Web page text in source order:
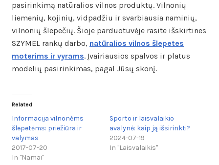
pasirinkimą natūralios vilnos produktų. Vilnonių
liemenių, kojinių, vidpadžiu ir svarbiausia naminių,
vilnonių šlepečių. Šioje parduotuvėje rasite išskirtines
SZYMEL rankų darbo, natūralios vilnos šlepetes
moterims ir vyrams. Įvairiausios spalvos ir platus
modelių pasirinkimas, pagal Jūsų skonį.
Related
Informacija vilnonėms
šlepetėms: priežiūra ir
valymas
2017-07-20
In "Namai"
Sporto ir laisvalaikio
avalynė: kaip ją išsirinkti?
2024-07-19
In "Laisvalaikis"